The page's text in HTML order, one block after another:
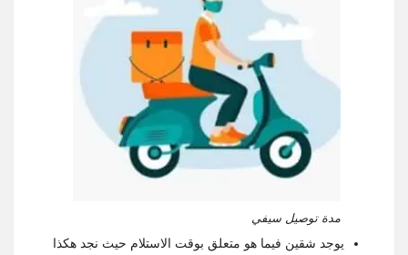
مدة توصيل سيفي
يوجد شقين فيما هو متعلق بوقت الاستلام حيث نجد هكذا